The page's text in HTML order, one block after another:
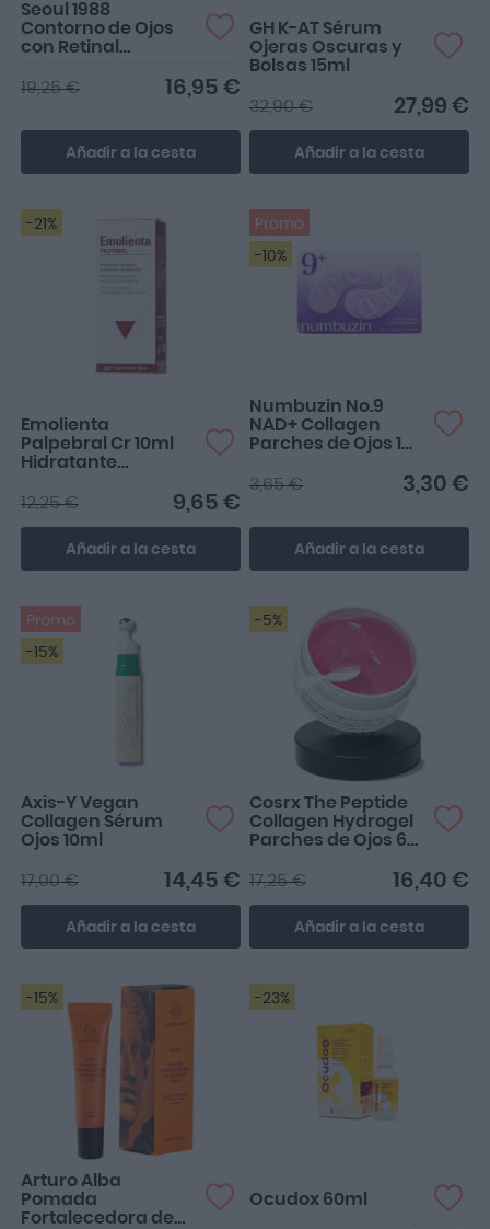
Seoul 1988
Contorno de Ojos
con Retinal
16,95 €
19,25 €
Añadir a la cesta
GH K-AT Sérum
Ojeras Oscuras y
Bolsas 15ml
27,99 €
32,90 €
Añadir a la cesta
-21%
Emolienta
Palpebral Cr 10ml
Hidratante
9,65 €
12,25 €
Añadir a la cesta
Promo
-10%
Numbuzin No.9
NAD+ Collagen
Parches de Ojos 1
3,30 €
3,65 €
Añadir a la cesta
Promo
-15%
Axis-Y Vegan
Collagen Sérum
Ojos 10ml
14,45 €
17,00 €
Añadir a la cesta
-5%
Cosrx The Peptide
Collagen Hydrogel
Parches de Ojos 60
16,40 €
17,25 €
Añadir a la cesta
-15%
Arturo Alba
Pomada
Fortalecedora de
-23%
Ocudox 60ml